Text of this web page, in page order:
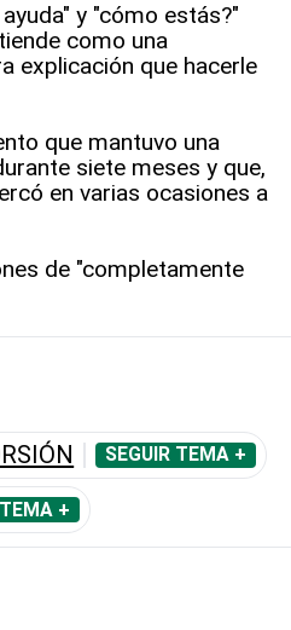
y "cómo estás?"
como una
explicación que hacerle
que mantuvo una
siete meses y que,
en varias ocasiones a
de "completamente
SEGUIR TEMA +
+